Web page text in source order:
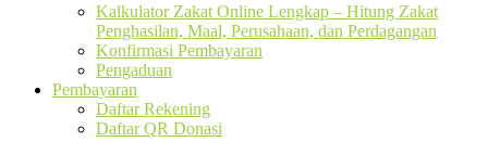
Kalkulator Zakat Online Lengkap – Hitung Zakat
Penghasilan, Maal, Perusahaan, dan Perdagangan
Konfirmasi Pembayaran
Pengaduan
Pembayaran
Daftar Rekening
Daftar QR Donasi